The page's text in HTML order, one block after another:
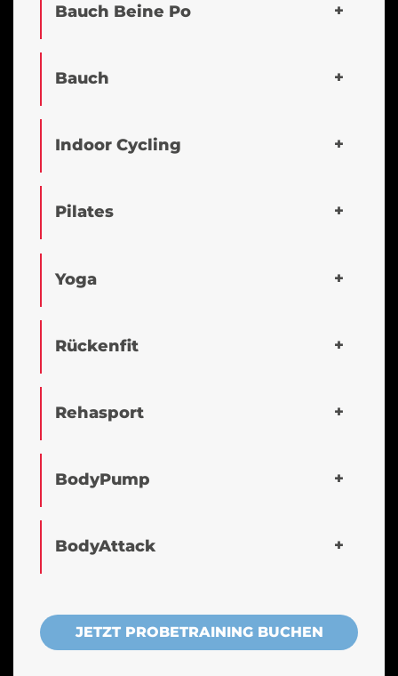
Bauch Beine Po
Bauch
Indoor Cycling
Pilates
Yoga
Rückenfit
Rehasport
BodyPump
BodyAttack
JETZT PROBETRAINING BUCHEN